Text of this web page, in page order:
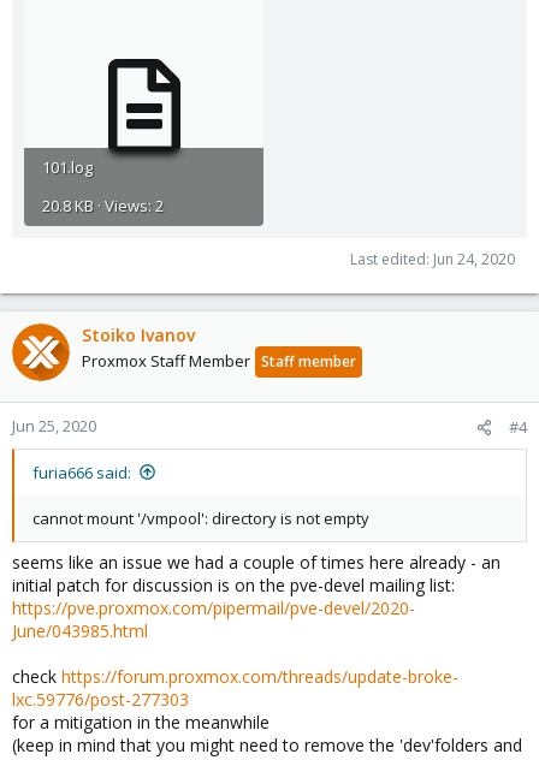
101.log
20.8 KB · Views: 2
Last edited: Jun 24, 2020
Stoiko Ivanov
Proxmox Staff Member Staff member
Jun 25, 2020 #4
furia666 said:
cannot mount '/vmpool': directory is not empty
seems like an issue we had a couple of times here already - an
initial patch for discussion is on the pve-devel mailing list:
https://pve.proxmox.com/pipermail/pve-devel/2020-
June/043985.html
check https://forum.proxmox.com/threads/update-broke-
lxc.59776/post-277303
for a mitigation in the meanwhile
(keep in mind that you might need to remove the 'dev'folders and